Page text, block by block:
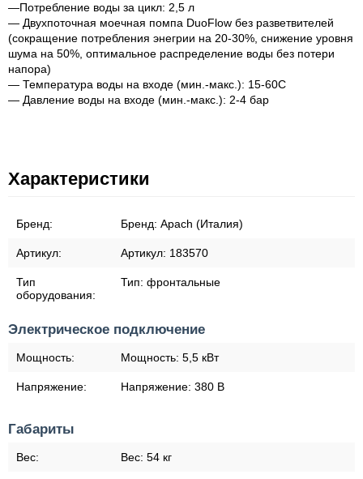
—Потребление воды за цикл: 2,5 л
— Двухпоточная моечная помпа DuoFlow без разветвителей
(сокращение потребления энегрии на 20-30%, снижение уровня
шума на 50%, оптимальное распределение воды без потери
напора)
— Температура воды на входе (мин.-макс.): 15-60C
— Давление воды на входе (мин.-макс.): 2-4 бар
Характеристики
Бренд: Бренд: Apach (Италия)
Артикул: Артикул: 183570
Тип
оборудования:
Тип: фронтальные
Электрическое подключение
Мощность: Мощность: 5,5 кВт
Напряжение: Напряжение: 380 В
Габариты
Вес: Вес: 54 кг